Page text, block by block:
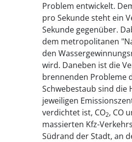
Problem entwickelt.
pro Sekunde steht ein
Sekunde gegenüber.
dem metropolitanen
den
wird. Daneben ist die
brennenden Probleme
Schwebestaub sind die
jeweiligen
verdichtet ist, CO2, CO
massierten Kfz-
Südrand der Stadt, an